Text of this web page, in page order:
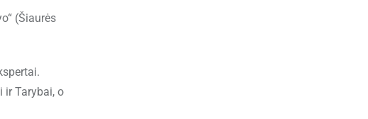
(Šiaurės
ir Tarybai, o